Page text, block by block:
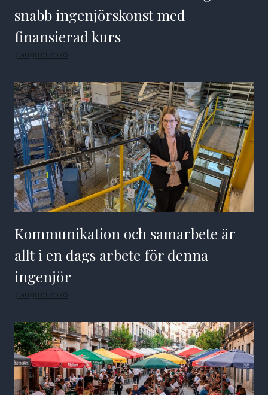
snabb ingenjörskonst med
finansierad kurs
7 augusti 2026
Kommunikation och samarbete är
allt i en dags arbete för denna
ingenjör
7 augusti 2026